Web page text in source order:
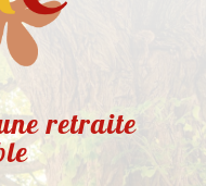
retraite